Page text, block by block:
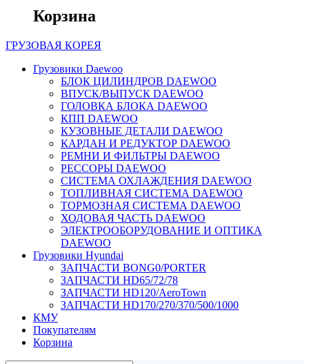
Корзина
ГРУЗОВАЯ КОРЕЯ
Грузовики Daewoo
БЛОК ЦИЛИНДРОВ DAEWOO
ВПУСК/ВЫПУСК DAEWOO
ГОЛОВКА БЛОКА DAEWOO
КПП DAEWOO
КУЗОВНЫЕ ДЕТАЛИ DAEWOO
КАРДАН И РЕДУКТОР DAEWOO
РЕМНИ И ФИЛЬТРЫ DAEWOO
РЕССОРЫ DAEWOO
СИСТЕМА ОХЛАЖДЕНИЯ DAEWOO
ТОПЛИВНАЯ СИСТЕМА DAEWOO
ТОРМОЗНАЯ СИСТЕМА DAEWOO
ХОДОВАЯ ЧАСТЬ DAEWOO
ЭЛЕКТРООБОРУДОВАНИЕ И ОПТИКА
DAEWOO
Грузовики Hyundai
ЗАПЧАСТИ BONG0/PORTER
ЗАПЧАСТИ HD65/72/78
ЗАПЧАСТИ HD120/AeroTown
ЗАПЧАСТИ HD170/270/370/500/1000
КМУ
Покупателям
Корзина